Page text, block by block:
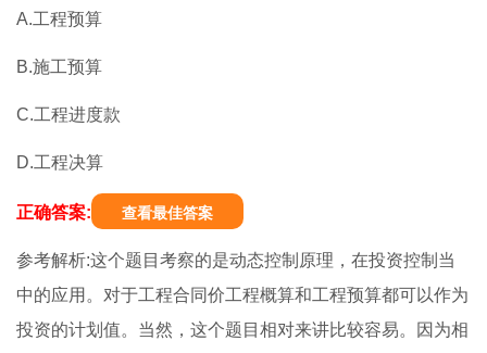
A.工程预算
B.施工预算
C.工程进度款
D.工程决算
正确答案: 查看最佳答案
参考解析:这个题目考察的是动态控制原理，在投资控制当
中的应用。对于工程合同价工程概算和工程预算都可以作为
投资的计划值。当然，这个题目相对来讲比较容易。因为相